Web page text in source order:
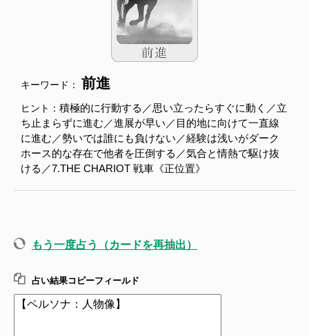
キーワード： 前進
ヒント： 積極的に行動する／思い立ったらすぐに動く／立
ち止まらずに進む／進展が早い／目的地に向けて一直線
に進む／勢いでは誰にも負けない／経験は浅いがダーク
ホース的な存在で他者を圧倒する／気合と情熱で駆け抜
ける／7.THE CHARIOT 戦車《正位置》
もう一度占う（カードを再抽出）
占い結果コピーフィールド